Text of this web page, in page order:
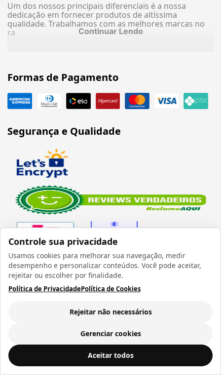
Controle sua privacidade
Usamos cookies para melhorar sua navegação, medir
desempenho e personalizar conteúdos. Você pode aceitar,
rejeitar ou escolher por finalidade.
Política de PrivacidadePolítica de Cookies
Rejeitar não necessários
Gerenciar cookies
Aceitar todos
Azulejo de Cerâmica Fosco Branco para Sublimação Formato Coração - 14x19cm
R$ 19,94
Um dos nossos principais diferenciais é a nossa
dedicação em fornecer produtos de altíssima
qualidade. Trabalhamos com as melhores marcas no
ra
Continuar Lendo
Formas de Pagamento
Segurança e Qualidade
Verificada por
COMÉRCIO LTDA EPP | CNPJ: 07.686.203/0001-22